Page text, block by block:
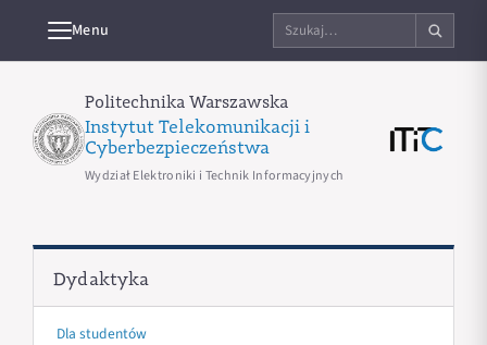
Menu
Szukaj
na
stronie
Politechnika Warszawska
Instytut Telekomunikacji i
Cyberbezpieczeństwa
Wydział Elektroniki i Technik Informacyjnych
Dydaktyka
Dla studentów